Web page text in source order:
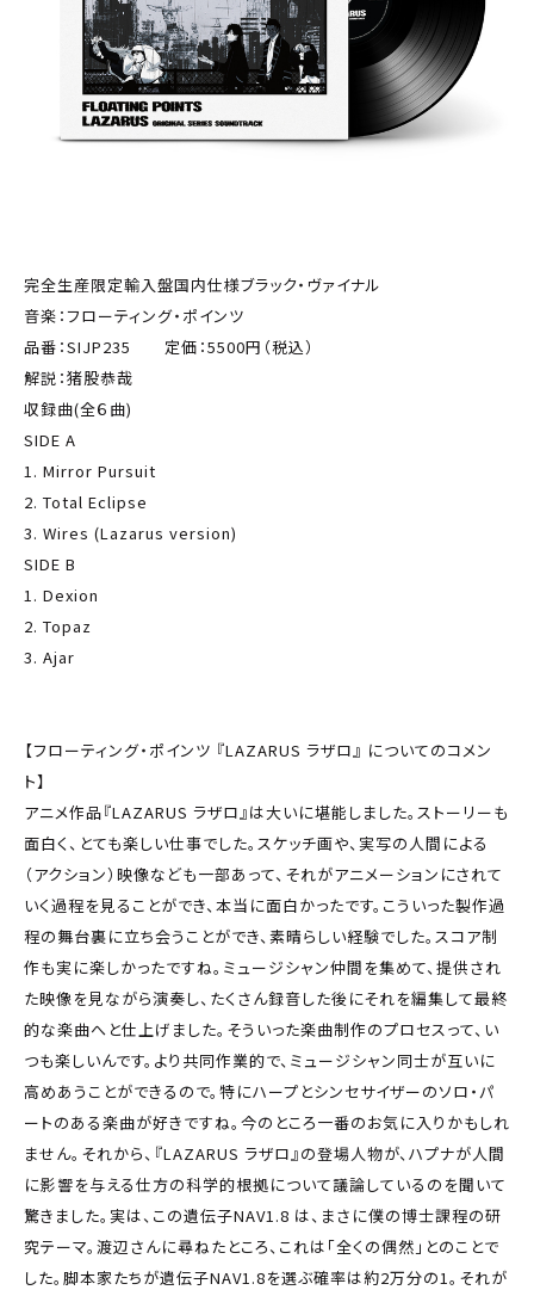
完全生産限定輸入盤国内仕様ブラック・ヴァイナル
音楽：フローティング・ポインツ
品番：SIJP235 定価：5500円（税込）
解説：猪股恭哉
収録曲(全６曲)
SIDE A
1. Mirror Pursuit
2. Total Eclipse
3. Wires (Lazarus version)
SIDE B
1. Dexion
2. Topaz
3. Ajar
【フローティング・ポインツ 『LAZARUS ラザロ』 についてのコメン
ト】
アニメ作品『LAZARUS ラザロ』は大いに堪能しました。ストーリーも
面白く、とても楽しい仕事でした。スケッチ画や、実写の人間による
（アクション）映像なども一部あって、それがアニメーションにされて
いく過程を見ることができ、本当に面白かったです。こういった製作過
程の舞台裏に立ち会うことができ、素晴らしい経験でした。スコア制
作も実に楽しかったですね。ミュージシャン仲間を集めて、提供され
た映像を見ながら演奏し、たくさん録音した後にそれを編集して最終
的な楽曲へと仕上げました。そういった楽曲制作のプロセスって、い
つも楽しいんです。より共同作業的で、ミュージシャン同士が互いに
高めあうことができるので。特にハープとシンセサイザーのソロ・パ
ートのある楽曲が好きですね。今のところ一番のお気に入りかもしれ
ません。それから、『LAZARUS ラザロ』の登場人物が、ハプナが人間
に影響を与える仕方の科学的根拠について議論しているのを聞いて
驚きました。実は、この遺伝子NAV1.8 は、まさに僕の博士課程の研
究テーマ。渡辺さんに尋ねたところ、これは「全くの偶然」とのことで
した。脚本家たちが遺伝子NAV1.8を選ぶ確率は約2万分の1。それが